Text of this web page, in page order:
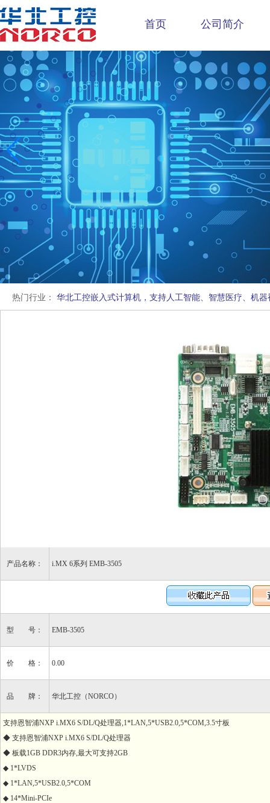
首页 公司简介
热门行业： 华北工控嵌入式计算机，支持人工智能、智慧医疗、机
产品名称： i.MX 6系列 EMB-3505
型 号： EMB-3505
价 格： 0.00
品 牌： 华北工控（NORCO）
支持恩智浦NXP i.MX6 S/DL/Q处理器,1*LAN,5*USB2.0,5*COM,3.5寸板
◆ 支持恩智浦NXP i.MX6 S/DL/Q处理器
◆ 板载1GB DDR3内存,最大可支持2GB
◆ 1*LVDS
◆ 1*LAN,5*USB2.0,5*COM
◆ 14*Mini-PCIe